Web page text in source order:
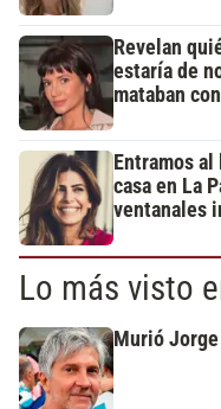
Revelan
estaría de
mataban
Entramos
casa en La
ventanales
Lo más visto
Murió